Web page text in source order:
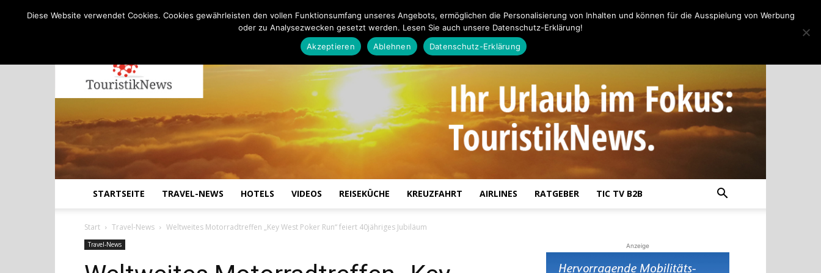
STARTSEITE TRAVEL-NEWS HOTELS VIDEOS REISEKÜCHE KREUZFAHRT AIRLINES RATGEBER TIC TV B2B
Start Travel-News Weltweites Motorradtreffen „Key West Poker Run“ feiert 40jähriges Jubiläum
Travel-News Anzeige
Diese Website verwendet Cookies. Cookies gewährleisten den vollen Funktionsumfang unseres Angebots, ermöglichen die Personalisierung von Inhalten und können für die Ausspielung von Werbung
oder zu Analysezwecken gesetzt werden. Lesen Sie auch unsere Datenschutz-Erklärung!
Akzeptieren
Ablehnen Datenschutz-Erklärung